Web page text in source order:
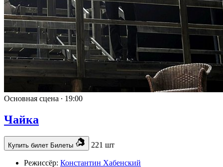
Основная сцена ∙ 19:00
Чайка
Купить билет Билеты 221 шт
Режиссёр: Константин Хабенский